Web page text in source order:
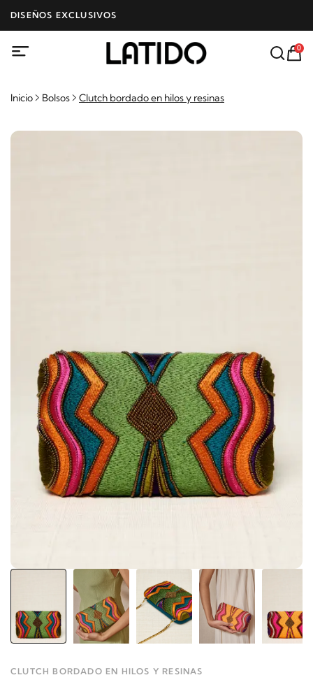
DISEÑOS EXCLUSIVOS
0
Inicio Bolsos Clutch bordado en hilos y resinas
CLUTCH BORDADO EN HILOS Y RESINAS